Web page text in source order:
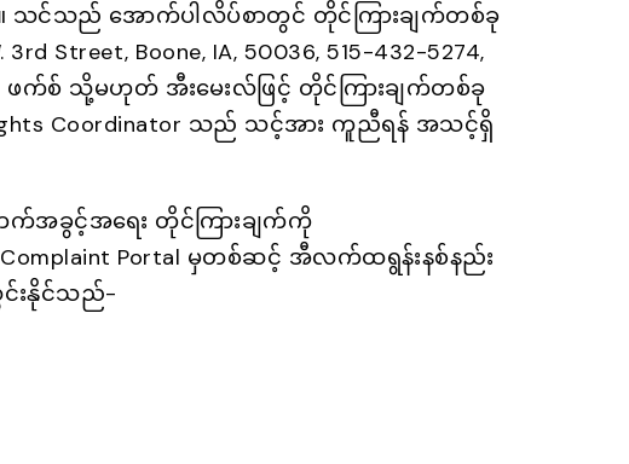
င်သည် အောက်ပါလိပ်စာတွင် တိုင်ကြားချက်တစ်ခု
Street, Boone, IA, 50036, 515-432-5274,
ဖက်စ် သို့မဟုတ် အီးမေးလ်ဖြင့် တိုင်ကြားချက်တစ်ခု
Coordinator သည် သင့်အား ကူညီရန် အသင့်ရှိ
က်အခွင့်အရေး တိုင်ကြားချက်ကို
Complaint Portal မှတစ်ဆင့် အီလက်ထရွန်းနစ်နည်း
းနိုင်သည်-